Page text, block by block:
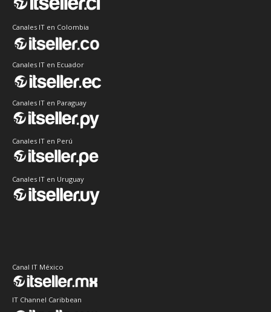
Canales IT en Colombia
Canales IT en Ecuador
Canales IT en Paraguay
Canales IT en Perú
Canales IT en Uruguay
Canal IT México
IT Channel Caribbean